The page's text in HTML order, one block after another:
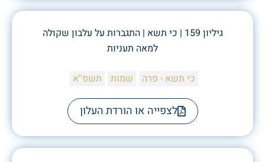
גיליון 159 | כי תשא | התגברות על עלבון שקולה
למאה תעניות
כי תשא - פרה שמות תשפ''א
לצפייה או הורדת העלון